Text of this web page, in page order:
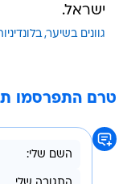
ישראל.
גוונים בשיער
טרם התפרסמו